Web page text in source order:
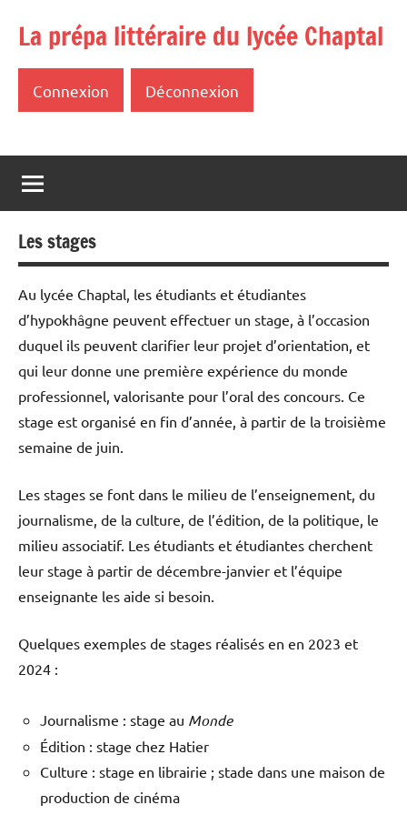
La prépa littéraire du lycée Chaptal
Connexion Déconnexion
Les stages
Au lycée Chaptal, les étudiants et étudiantes
d’hypokhâgne peuvent effectuer un stage, à l’occasion
duquel ils peuvent clarifier leur projet d’orientation, et
qui leur donne une première expérience du monde
professionnel, valorisante pour l’oral des concours. Ce
stage est organisé en fin d’année, à partir de la troisième
semaine de juin.
Les stages se font dans le milieu de l’enseignement, du
journalisme, de la culture, de l’édition, de la politique, le
milieu associatif. Les étudiants et étudiantes cherchent
leur stage à partir de décembre-janvier et l’équipe
enseignante les aide si besoin.
Quelques exemples de stages réalisés en en 2023 et
2024 :
Journalisme : stage au Monde
Édition : stage chez Hatier
Culture : stage en librairie ; stade dans une maison de
production de cinéma